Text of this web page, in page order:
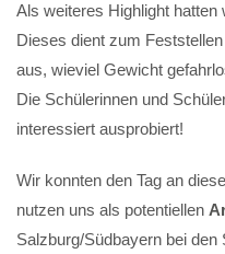
Als weiteres Highlight hatten
Dieses dient zum
aus, wieviel Gewicht
Die Schülerinnen und
interessiert ausprobiert!
Wir konnten den Tag an
nutzen uns als potentiellen
Salzburg/Südbayern bei